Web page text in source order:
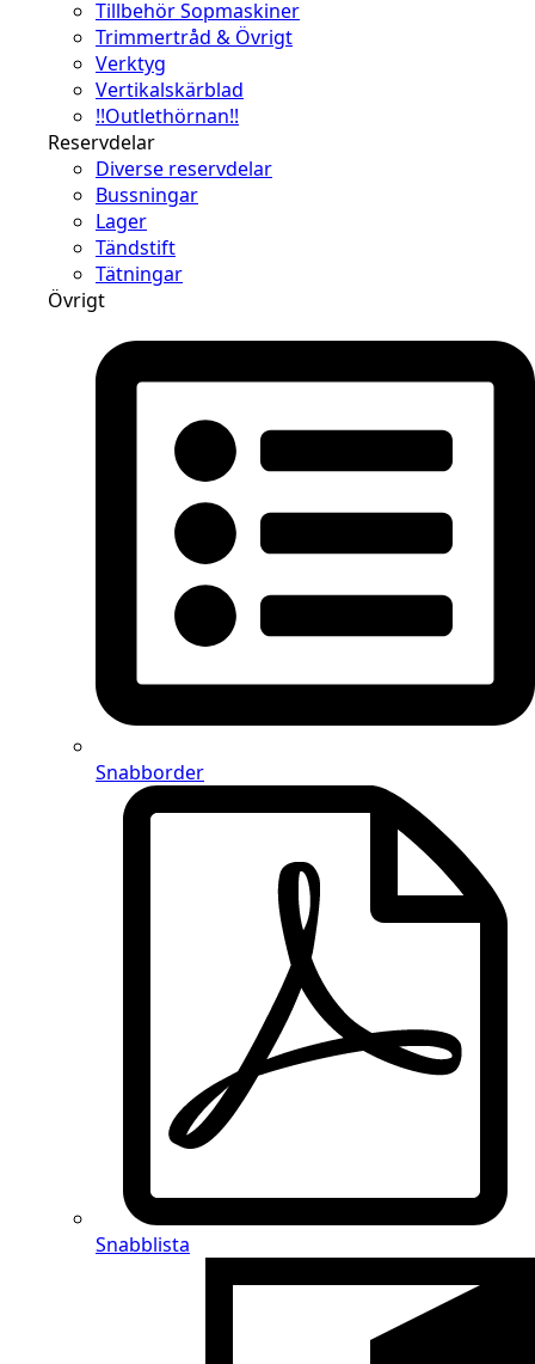
Tillbehör Sopmaskiner
Trimmertråd & Övrigt
Verktyg
Vertikalskärblad
!!Outlethörnan!!
Reservdelar
Diverse reservdelar
Bussningar
Lager
Tändstift
Tätningar
Övrigt
Snabborder
Snabblista